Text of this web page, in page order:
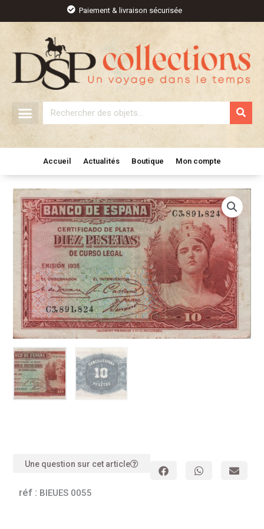
contenu
Paiement & livraison sécurisée
Rechercher
Accueil Actualités Boutique Mon compte
Une question sur cet article
réf : BIEUES 0055